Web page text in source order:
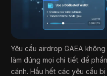
Yêu cầu airdrop GAEA
làm đúng mọi chi tiết để
cánh. Hầu hết các yêu cầu